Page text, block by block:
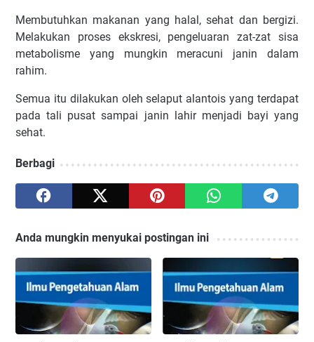
Membutuhkan makanan yang halal, sehat dan bergizi.
Melakukan proses ekskresi, pengeluaran zat-zat sisa
metabolisme yang mungkin meracuni janin dalam
rahim.
Semua itu dilakukan oleh selaput alantois yang terdapat
pada tali pusat sampai janin lahir menjadi bayi yang
sehat.
Berbagi
Anda mungkin menyukai postingan ini